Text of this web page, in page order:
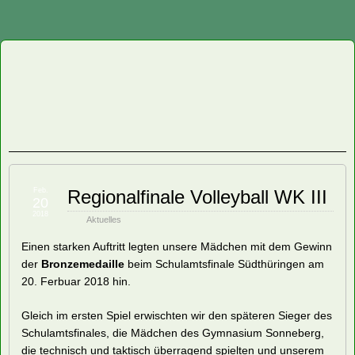
"Friedrich
Fröbel"
Oberweißbach
Regionalfinale Volleyball WK III
Aktuelles
20
Einen starken Auftritt legten unsere Mädchen mit dem Gewinn
der Bronzemedaille beim Schulamtsfinale Südthüringen am
20. Ferbuar 2018 hin.
Gleich im ersten Spiel erwischten wir den späteren Sieger des
Schulamtsfinales, die Mädchen des Gymnasium Sonneberg,
die technisch und taktisch überragend spielten und unserem